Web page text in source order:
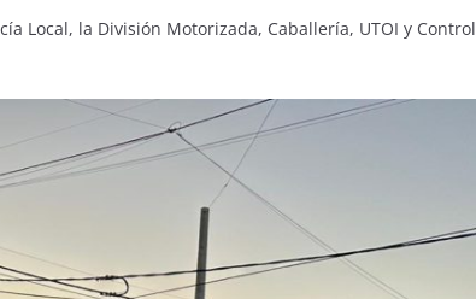
Local, la División Motorizada, Caballería, UTOI y Control